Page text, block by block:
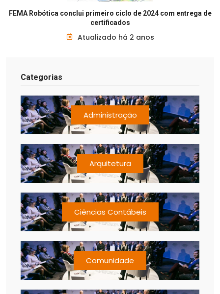
FEMA Robótica conclui primeiro ciclo de 2024 com entrega de
certificados
Atualizado há 2 anos
Categorias
Administração
Arquitetura
Ciências Contábeis
Comunidade